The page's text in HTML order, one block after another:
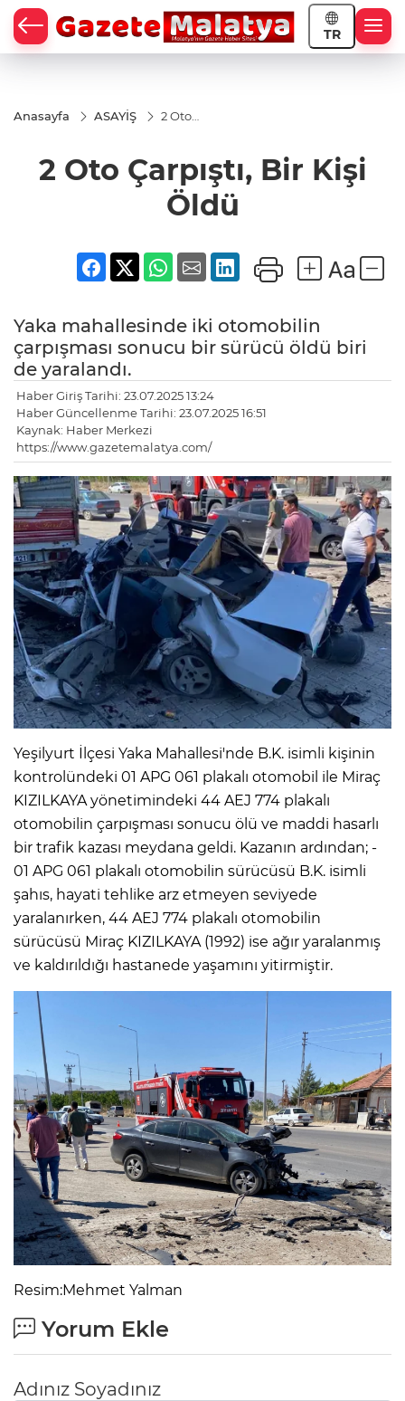
TR
Anasayfa ASAYİŞ
2 Oto
2 Oto Çarpıştı, Bir Kişi
Öldü
Yaka mahallesinde iki otomobilin
çarpışması sonucu bir sürücü öldü biri
de yaralandı.
Haber Giriş Tarihi: 23.07.2025 13:24
Haber Güncellenme Tarihi: 23.07.2025 16:51
Kaynak: Haber Merkezi
https://www.gazetemalatya.com/
Yeşilyurt İlçesi Yaka Mahallesi'nde B.K. isimli kişinin
kontrolündeki 01 APG 061 plakalı otomobil ile Miraç
KIZILKAYA yönetimindeki 44 AEJ 774 plakalı
otomobilin çarpışması sonucu ölü ve maddi hasarlı
bir trafik kazası meydana geldi. Kazanın ardından; -
01 APG 061 plakalı otomobilin sürücüsü B.K. isimli
şahıs, hayati tehlike arz etmeyen seviyede
yaralanırken, 44 AEJ 774 plakalı otomobilin
sürücüsü Miraç KIZILKAYA (1992) ise ağır yaralanmış
ve kaldırıldığı hastanede yaşamını yitirmiştir.
Resim:Mehmet Yalman
Yorum Ekle
Adınız Soyadınız